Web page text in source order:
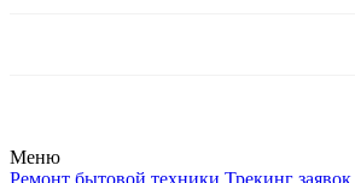
Меню
Ремонт бытовой техники Трекинг заявок